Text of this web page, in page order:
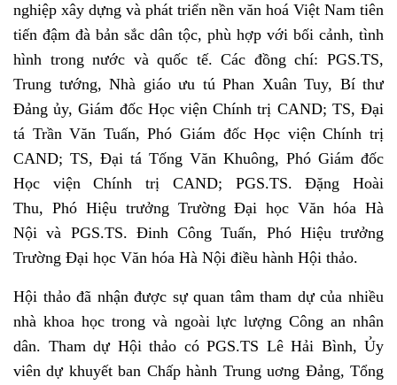
nghiệp xây dựng và phát triển nền văn hoá Việt Nam tiên
tiến đậm đà bản sắc dân tộc, phù hợp với bối cảnh, tình
hình trong nước và quốc tế. Các đồng chí: PGS.TS,
Trung tướng, Nhà giáo ưu tú Phan Xuân Tuy, Bí thư
Đảng ủy, Giám đốc Học viện Chính trị CAND; TS, Đại
tá Trần Văn Tuấn, Phó Giám đốc Học viện Chính trị
CAND; TS, Đại tá Tống Văn Khuông, Phó Giám đốc
Học viện Chính trị CAND; PGS.TS. Đặng Hoài
Thu, Phó Hiệu trưởng Trường Đại học Văn hóa Hà
Nội và PGS.TS. Đinh Công Tuấn, Phó Hiệu trưởng
Trường Đại học Văn hóa Hà Nội điều hành Hội thảo.
Hội thảo đã nhận được sự quan tâm tham dự của nhiều
nhà khoa học trong và ngoài lực lượng Công an nhân
dân. Tham dự Hội thảo có PGS.TS Lê Hải Bình, Ủy
viên dự khuyết ban Chấp hành Trung uơng Đảng, Tổng